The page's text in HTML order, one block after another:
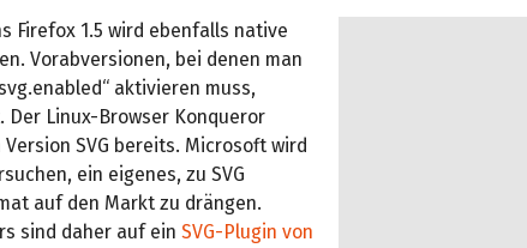
Firefox 1.5 wird ebenfalls native
Vorabversionen, bei denen man
aktivieren muss,
Der Linux-Browser Konqueror
SVG bereits. Microsoft wird
ein eigenes, zu SVG
auf den Markt zu drängen.
sind daher auf ein SVG-Plugin von